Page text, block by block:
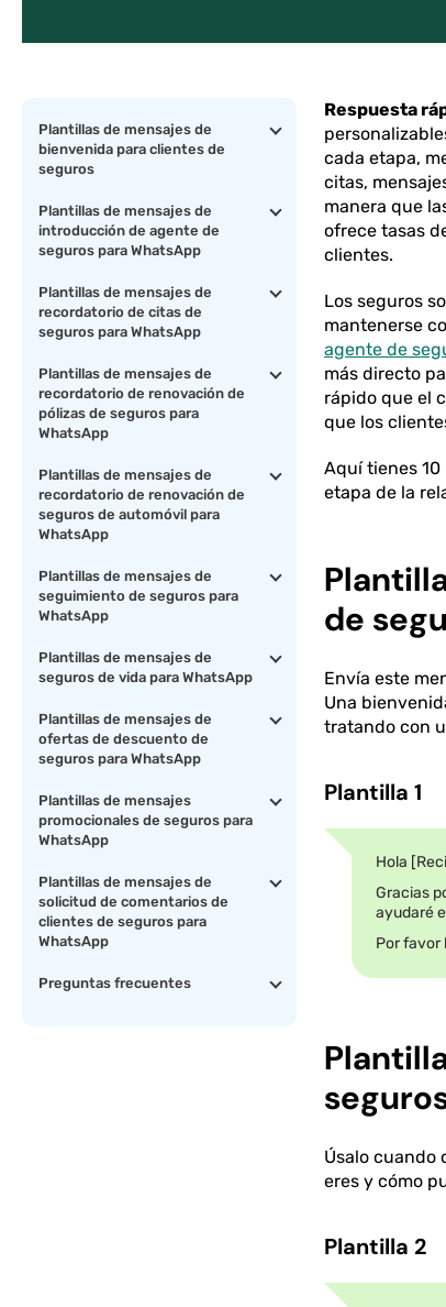
Plantillas de mensajes de
bienvenida para clientes de
seguros
Plantillas de mensajes de
introducción de agente de
seguros para WhatsApp
Plantillas de mensajes de
recordatorio de citas de
seguros para WhatsApp
Plantillas de mensajes de
recordatorio de renovación de
pólizas de seguros para
WhatsApp
Plantillas de mensajes de
recordatorio de renovación de
seguros de automóvil para
WhatsApp
Plantillas de mensajes de
seguimiento de seguros para
WhatsApp
Plantillas de mensajes de
seguros de vida para WhatsApp
Plantillas de mensajes de
ofertas de descuento de
seguros para WhatsApp
Plantillas de mensajes
promocionales de seguros para
WhatsApp
Plantillas de mensajes de
solicitud de comentarios de
clientes de seguros para
WhatsApp
Preguntas frecuentes
Respuesta
cada etapa,
citas,
manera que
ofrece tasas
clientes.
Los seguros
mantenerse
agente de
más directo
rápido que el
que los
Aquí tienes
etapa de la
de
Envía este
Una
tratando con
Plantilla 1
Hola
Gracias
ayudaré
Por favor
Úsalo cuando
eres y cómo
Plantilla 2